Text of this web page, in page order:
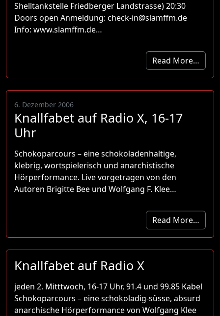
Shelltankstelle Friedberger Landstrasse) 20:30
Doors open Anmeldung: check-in@slamffm.de
Info: www.slamffm.de…
Read More…
6. Dezember 2006
Knallfabet auf Radio X, 16-17
Uhr
Schokoparcours – eine schokoladenhaltige,
klebrig, wortspielerisch und anarchistische
Hörperformance. Live vorgetragen von den
Autoren Brigitte Bee und Wolfgang F. Klee…
Read More…
Knallfabet auf Radio X
jeden 2. Mitttwoch, 16-17 Uhr, 91.4 und 99.85 Kabel
Schokoparcours – eine schokoladig-süsse, absurd
anarchische Hörperformance von Wolfgang Klee